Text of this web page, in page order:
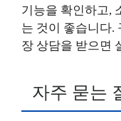
기능을 확인하고,
는 것이 좋습니다.
장 상담을 받으면
자주 묻는